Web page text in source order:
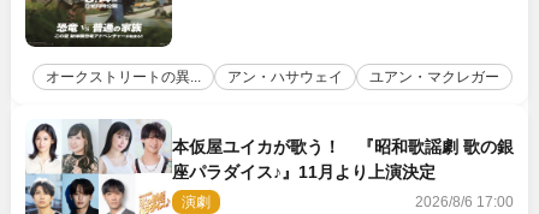
オークストリートの異... アン・ハサウェイ ユアン・マクレガー
本仮屋ユイカが歌う！ 『昭和歌謡劇 歌の銀
座パラダイス♪』11月より上演決定
演劇 2026/8/6 17:00